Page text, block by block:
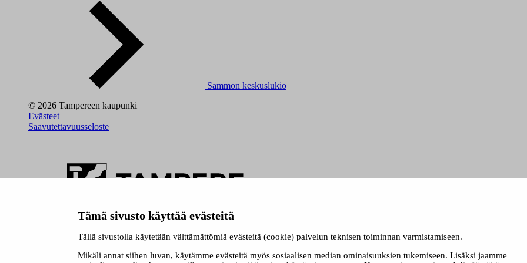
Tämä sivusto käyttää evästeitä
Tällä sivustolla käytetään välttämättömiä evästeitä (cookie) palvelun teknisen toiminnan varmistamiseen.
Mikäli annat siihen luvan, käytämme evästeitä myös sosiaalisen median ominaisuuksien tukemiseen. Lisäksi jaamme
Sammon keskuslukio
© 2026 Tampereen kaupunki
Evästeet
Saavutettavuusseloste